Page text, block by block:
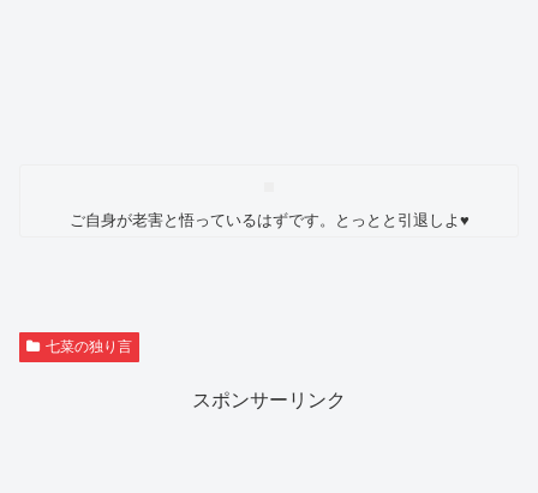
ご自身が老害と悟っているはずです。とっとと引退しよ♥
七菜の独り言
スポンサーリンク